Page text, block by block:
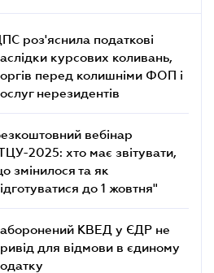
роз'яснила податкові
курсових коливань,
перед колишніми ФОП і
нерезидентів
вебінар
2025: хто має звітувати,
змінилося та як
до 1 жовтня"
КВЕД у ЄДР не
для відмови в єдиному